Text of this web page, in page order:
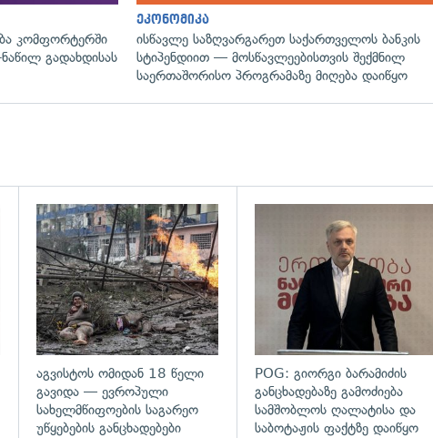
კომფორტერში
გადახდისას
ეკონომიკა
ისწავლე საზღვარგარეთ საქართველოს ბანკის
სტიპენდიით — მოსწავლეებისთვის შექმნილ
საერთაშორისო პროგრამაზე მიღება დაიწყო
გადახედვა
აგვისტოს ომიდან 18 წელი
გავიდა — ევროპული
სახელმწიფოების საგარეო
უწყებების განცხადებები
POG: გიორგი ბარამიძის
განცხადებაზე გამოძიება
სამშობლოს ღალატისა და
საბოტაჟის ფაქტზე დაიწყო